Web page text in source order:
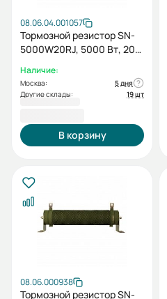
08.06.04.001057
Тормозной резистор SN-
5000W20RJ, 5000 Вт, 20
Наличие:
Москва:
5 дня
Другие склады:
19 шт
В корзину
08.06.000938
Тормозной резистор SN-